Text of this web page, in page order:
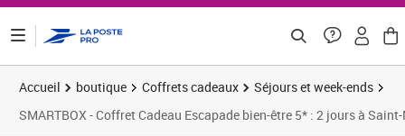
Accueil boutique Coffrets cadeaux
Séjours et week-ends
SMARTBOX - Coffret Cadeau Escapade bien-être 5* : 2 jours à